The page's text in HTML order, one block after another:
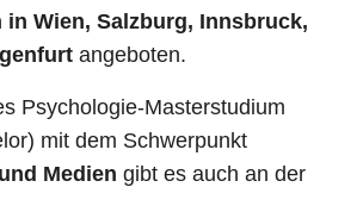
in Wien, Salzburg, Innsbruck,
angeboten.
Psychologie-Masterstudium
mit dem Schwerpunkt
Medien gibt es auch an der